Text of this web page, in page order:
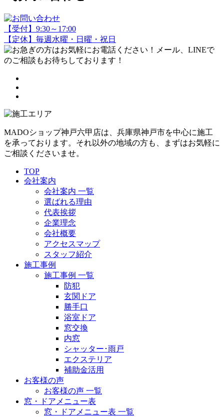
【受付】9:30～17:00
【定休】毎週水曜・日曜・祝日
MADOショップ神戸六甲店は、兵庫県神戸市を中心に施工
を承っております。それ以外の地域の方も、まずはお気軽に
ご相談くださいませ。
TOP
会社案内
会社案内 一覧
選ばれる理由
代表挨拶
企業理念
会社概要
アクセスマップ
スタッフ紹介
施工事例
施工事例 一覧
防犯
玄関ドア
勝手口
浴室ドア
窓交換
内窓
シャッター･雨戸
エクステリア
補助金活用
お客様の声
お客様の声 一覧
窓・ドアメニュー表
窓・ドアメニュー表 一覧